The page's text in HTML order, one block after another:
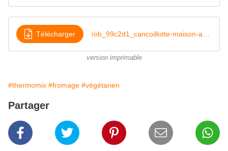
Télécharger
version imprimable
#thermomix #fromage #végétarien
Partager